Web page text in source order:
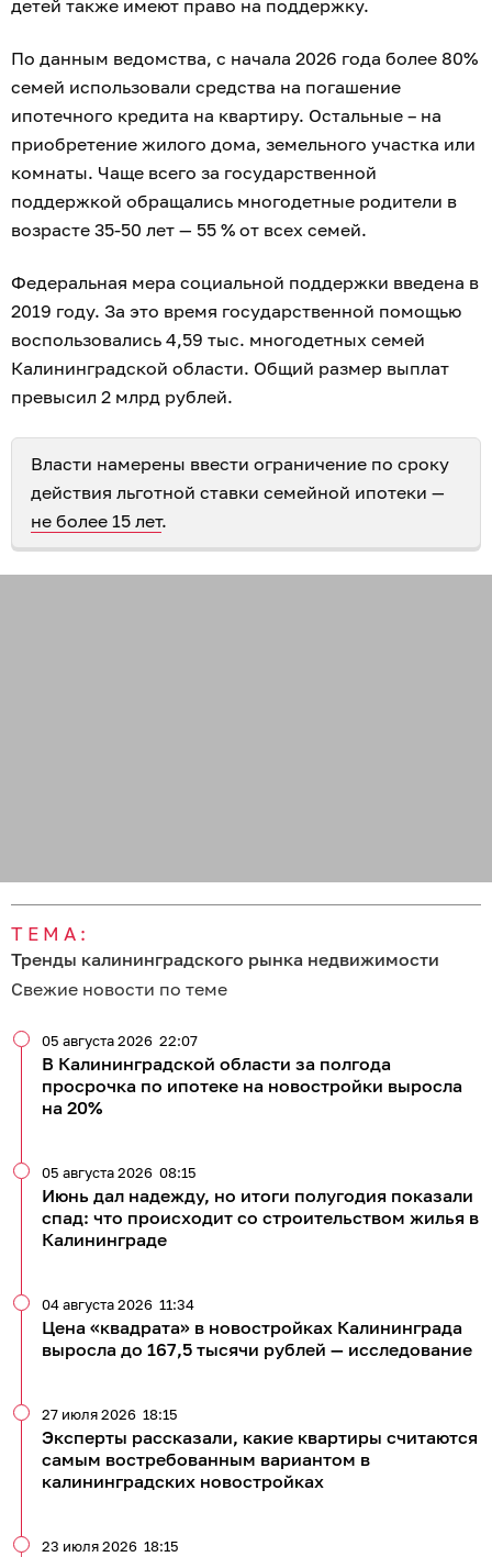
детей также имеют право на поддержку.
По данным ведомства, с начала 2026 года более 80%
семей использовали средства на погашение
ипотечного кредита на квартиру. Остальные – на
приобретение жилого дома, земельного участка или
комнаты. Чаще всего за государственной
поддержкой обращались многодетные родители в
возрасте 35-50 лет — 55 % от всех семей.
Федеральная мера социальной поддержки введена в
2019 году. За это время государственной помощью
воспользовались 4,59 тыс. многодетных семей
Калининградской области. Общий размер выплат
превысил 2 млрд рублей.
Власти намерены ввести ограничение по сроку
действия льготной ставки семейной ипотеки —
не более 15 лет.
ТЕМА:
Тренды калининградского рынка недвижимости
Свежие новости по теме
В Калининградской области за полгода
просрочка по ипотеке на новостройки выросла
на 20%
05 августа 2026 22:07
Июнь дал надежду, но итоги полугодия показали
спад: что происходит со строительством жилья в
Калининграде
05 августа 2026 08:15
Цена «квадрата» в новостройках Калининграда
выросла до 167,5 тысячи рублей — исследование
04 августа 2026 11:34
Эксперты рассказали, какие квартиры считаются
самым востребованным вариантом в
калининградских новостройках
27 июля 2026 18:15
23 июля 2026 18:15